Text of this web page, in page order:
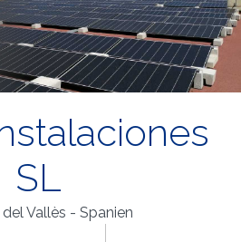
SL
Vallès - Spanien